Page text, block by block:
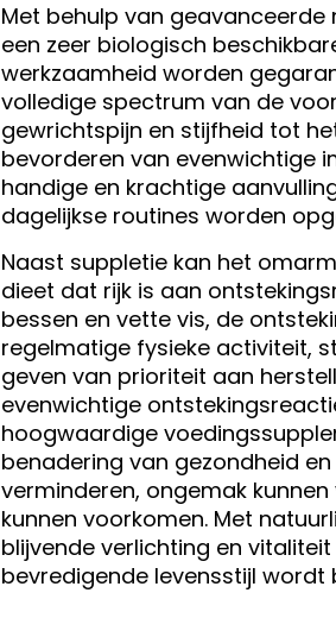
Met behulp van
een zeer biologisch
werkzaamheid worden
volledige spectrum van de
gewrichtspijn en stijfheid tot
bevorderen van evenwichtige
handige en krachtige
dagelijkse routines worden
Naast suppletie kan het
dieet dat rijk is aan
bessen en vette vis, de
regelmatige fysieke activiteit,
geven van prioriteit aan
evenwichtige
hoogwaardige
benadering van gezondheid
verminderen, ongemak
kunnen voorkomen. Met
blijvende verlichting en
bevredigende levensstijl wordt